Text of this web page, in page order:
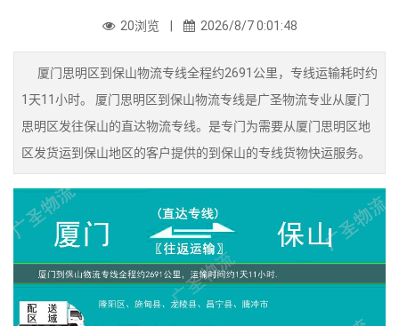
20浏览 | 2026/8/7 0:01:48
厦门思明区到保山物流专线全程约2691公里，专线运输耗时约
1天11小时。 厦门思明区到保山物流专线是广圣物流专业从厦门
思明区发往保山的直达物流专线。是专门为需要从厦门思明区地
区发货运到保山地区的客户提供的到保山的专线货物快运服务。